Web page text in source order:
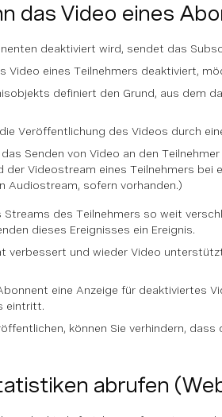
das Video eines
deaktiviert wird, sendet das
Video eines Teilnehmers deaktiviert,
definiert den Grund, aus dem
Veröffentlichung des Videos durch
Senden von Video an den
der Videostream eines Teilnehmers
Audiostream, sofern vorhanden.)
Streams des Teilnehmers so weit
dieses Ereignisses ein Ereignis.
verbessert und wieder Video
eine Anzeige für deaktiviertes
eintritt.
können Sie verhindern,
abrufen